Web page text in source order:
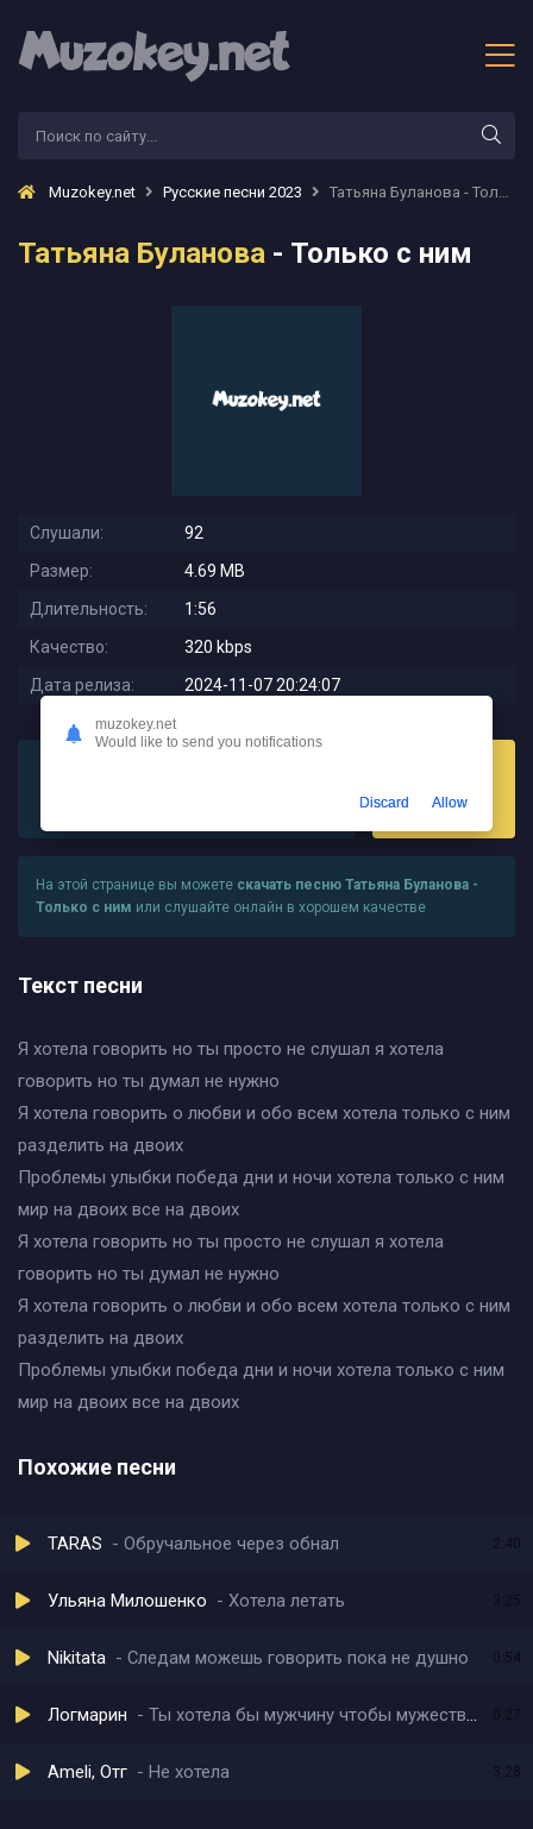
Muzokey.net Русские песни 2023 Татьяна Буланова - Только с ним
Татьяна Буланова - Только с ним
Слушали:
92
Размер:
4.69 MB
Длительность:
1:56
Качество:
320 kbps
Дата релиза:
2024-11-07 20:24:07
Скачать
На этой странице вы можете скачать песню Татьяна Буланова -
Только с ним или слушайте онлайн в хорошем качестве
Текст песни
Я хотела говорить но ты просто не слушал я хотела
говорить но ты думал не нужно
Я хотела говорить о любви и обо всем хотела только с ним
разделить на двоих
Проблемы улыбки победа дни и ночи хотела только с ним
мир на двоих все на двоих
Я хотела говорить но ты просто не слушал я хотела
говорить но ты думал не нужно
Я хотела говорить о любви и обо всем хотела только с ним
разделить на двоих
Проблемы улыбки победа дни и ночи хотела только с ним
мир на двоих все на двоих
Похожие песни
TARAS Обручальное через обнал 2:40
Ульяна Милошенко Хотела летать
Nikitata Следам можешь говорить пока не душно 0:54
Логмарин Ты хотела бы мужчину чтобы мужественным был
Ameli, Отг Не хотела 3:28
muzokey.net
Would like to send you notifications
Discard Allow